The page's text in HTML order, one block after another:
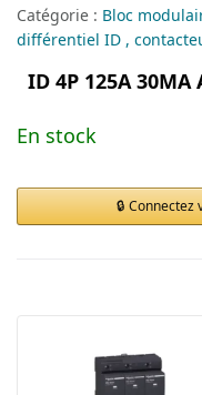
Catégorie : Bloc
différentiel ID ,
ID 4P 125A 30MA
En stock
Connectez